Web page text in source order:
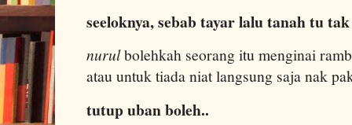
seeloknya, sebab tayar lalu tanah tu
nurulbolehkah seorang itu menginai
atau untuk tiada niat langsung saja nak
tutup uban boleh..